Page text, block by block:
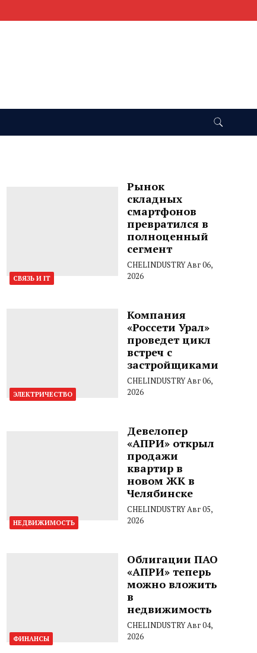
СВЯЗЬ И IT
Рынок
складных
смартфонов
превратился в
полноценный
сегмент
CHELINDUSTRYАвг 06,
2026
ЭЛЕКТРИЧЕСТВО
Компания
«Россети Урал»
проведет цикл
встреч с
застройщиками
CHELINDUSTRYАвг 06,
2026
НЕДВИЖИМОСТЬ
Девелопер
«АПРИ» открыл
продажи
квартир в
новом ЖК в
Челябинске
CHELINDUSTRYАвг 05,
2026
ФИНАНСЫ
Облигации ПАО
«АПРИ» теперь
можно вложить
в
недвижимость
CHELINDUSTRYАвг 04,
2026